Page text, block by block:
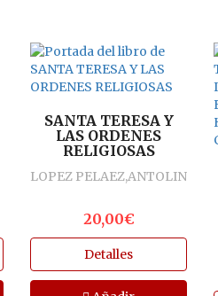
SANTA TERESA Y
LAS ORDENES
RELIGIOSAS
LOPEZ PELAEZ,ANTOLIN
20,00€
Detalles